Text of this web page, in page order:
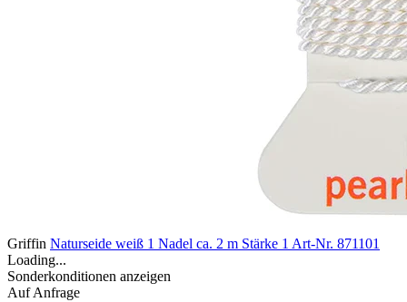
Griffin Naturseide weiß 1 Nadel ca. 2 m Stärke 1 Art-Nr. 871101
Loading...
Sonderkonditionen anzeigen
Auf Anfrage